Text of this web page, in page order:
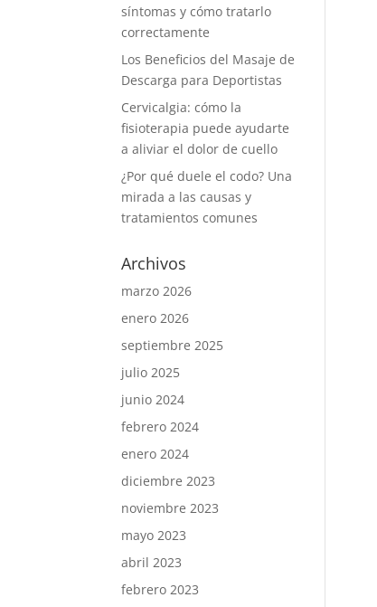
síntomas y cómo tratarlo
correctamente
Los Beneficios del Masaje de
Descarga para Deportistas
Cervicalgia: cómo la
fisioterapia puede ayudarte
a aliviar el dolor de cuello
¿Por qué duele el codo? Una
mirada a las causas y
tratamientos comunes
Archivos
marzo 2026
enero 2026
septiembre 2025
julio 2025
junio 2024
febrero 2024
enero 2024
diciembre 2023
noviembre 2023
mayo 2023
abril 2023
febrero 2023